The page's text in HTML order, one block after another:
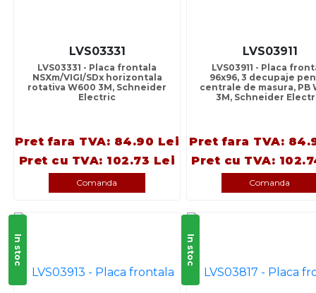
LVS03331
LVS03331 - Placa frontala
NSXm/VIGI/SDx horizontala
rotativa W600 3M, Schneider
Electric
Pret fara TVA: 84.90 Lei
Pret cu TVA: 102.73 Lei
Comanda
LVS03911
LVS03911 - Placa
96x96, 3 decupaje
centrale de masura, PB
3M, Schneider
Pret fara TVA:
Pret cu TVA:
Comanda
In stoc In stoc